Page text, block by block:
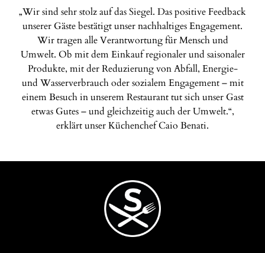
„Wir sind sehr stolz auf das Siegel. Das positive Feedback
unserer Gäste bestätigt unser nachhaltiges Engagement.
Wir tragen alle Verantwortung für Mensch und
Umwelt. Ob mit dem Einkauf regionaler und saisonaler
Produkte, mit der Reduzierung von Abfall, Energie-
und Wasserverbrauch oder sozialem Engagement – mit
einem Besuch in unserem Restaurant tut sich unser Gast
etwas Gutes – und gleichzeitig auch der Umwelt.“,
erklärt unser Küchenchef Caio Benati.